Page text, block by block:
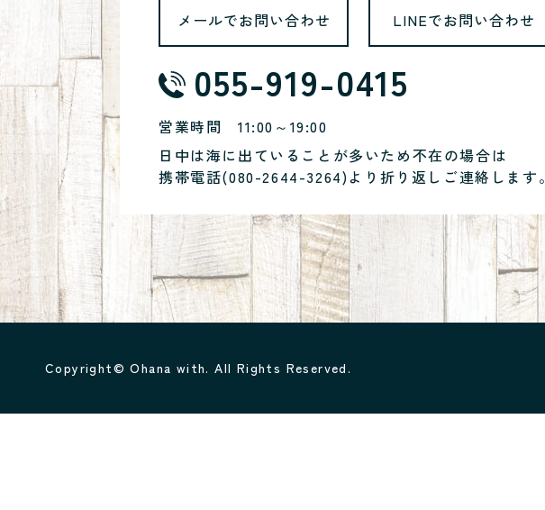
メールでお問い合わせ LINEでお問い合わせ
055-919-0415
営業時間 11:00～19:00
日中は海に出ていることが多いため不在の場合は
携帯電話(080-2644-3264)より折り返しご連絡します。
Copyright© Ohana with. All Rights Reserved.